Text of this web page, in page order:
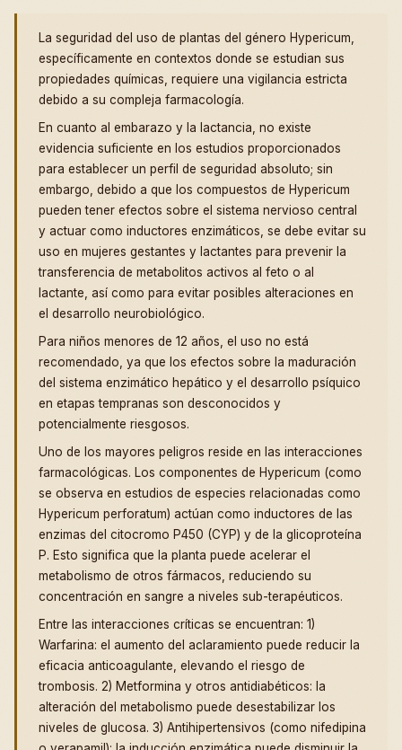
La seguridad del uso de plantas del género Hypericum,
específicamente en contextos donde se estudian sus
propiedades químicas, requiere una vigilancia estricta
debido a su compleja farmacología.
En cuanto al embarazo y la lactancia, no existe
evidencia suficiente en los estudios proporcionados
para establecer un perfil de seguridad absoluto; sin
embargo, debido a que los compuestos de Hypericum
pueden tener efectos sobre el sistema nervioso central
y actuar como inductores enzimáticos, se debe evitar su
uso en mujeres gestantes y lactantes para prevenir la
transferencia de metabolitos activos al feto o al
lactante, así como para evitar posibles alteraciones en
el desarrollo neurobiológico.
Para niños menores de 12 años, el uso no está
recomendado, ya que los efectos sobre la maduración
del sistema enzimático hepático y el desarrollo psíquico
en etapas tempranas son desconocidos y
potencialmente riesgosos.
Uno de los mayores peligros reside en las interacciones
farmacológicas. Los componentes de Hypericum (como
se observa en estudios de especies relacionadas como
Hypericum perforatum) actúan como inductores de las
enzimas del citocromo P450 (CYP) y de la glicoproteína
P. Esto significa que la planta puede acelerar el
metabolismo de otros fármacos, reduciendo su
concentración en sangre a niveles sub-terapéuticos.
Entre las interacciones críticas se encuentran: 1)
Warfarina: el aumento del aclaramiento puede reducir la
eficacia anticoagulante, elevando el riesgo de
trombosis. 2) Metformina y otros antidiabéticos: la
alteración del metabolismo puede desestabilizar los
niveles de glucosa. 3) Antihipertensivos (como nifedipina